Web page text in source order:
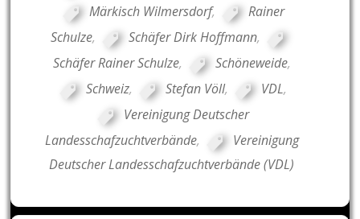
Märkisch Wilmersdorf,
Rainer
Schulze, Schäfer Dirk Hoffmann,
Schäfer Rainer Schulze, Schöneweide,
Schweiz, Stefan Völl, VDL,
Vereinigung Deutscher
Landesschafzuchtverbände,
Vereinigung
Deutscher Landesschafzuchtverbände (VDL)